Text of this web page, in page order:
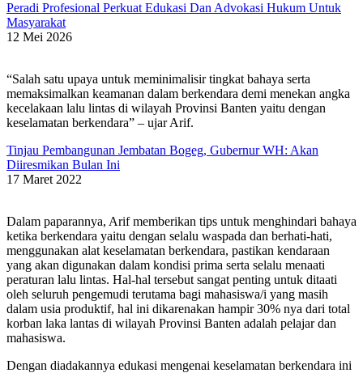
Peradi Profesional Perkuat Edukasi Dan Advokasi Hukum Untuk
Masyarakat
12 Mei 2026
“Salah satu upaya untuk meminimalisir tingkat bahaya serta
memaksimalkan keamanan dalam berkendara demi menekan angka
kecelakaan lalu lintas di wilayah Provinsi Banten yaitu dengan
keselamatan berkendara” – ujar Arif.
Tinjau Pembangunan Jembatan Bogeg, Gubernur WH: Akan
Diiresmikan Bulan Ini
17 Maret 2022
Dalam paparannya, Arif memberikan tips untuk menghindari bahaya
ketika berkendara yaitu dengan selalu waspada dan berhati-hati,
menggunakan alat keselamatan berkendara, pastikan kendaraan
yang akan digunakan dalam kondisi prima serta selalu menaati
peraturan lalu lintas. Hal-hal tersebut sangat penting untuk ditaati
oleh seluruh pengemudi terutama bagi mahasiswa/i yang masih
dalam usia produktif, hal ini dikarenakan hampir 30% nya dari total
korban laka lantas di wilayah Provinsi Banten adalah pelajar dan
mahasiswa.
Dengan diadakannya edukasi mengenai keselamatan berkendara ini